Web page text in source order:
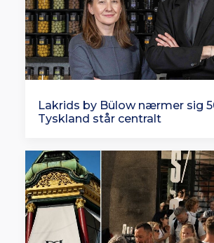
Lakrids by Bülow nærmer sig
Tyskland står centralt